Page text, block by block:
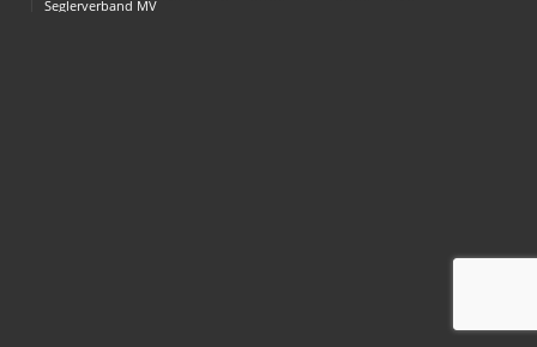
Seglerverband MV